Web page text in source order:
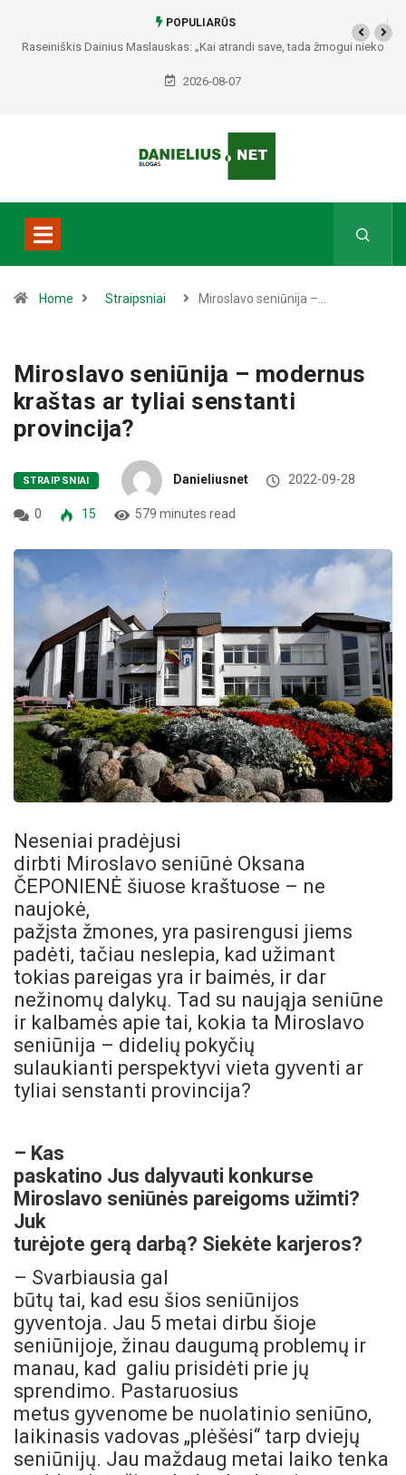
POPULIARŪS
Raseiniškis Dainius Maslauskas: „Kai atrandi save, tada žmogui nieko
2026-08-07
Home Straipsniai Miroslavo seniūnija –…
Miroslavo seniūnija – modernus
kraštas ar tyliai senstanti
provincija?
STRAIPSNIAI Danieliusnet 2022-09-28
0 15 579 minutes read
Neseniai pradėjusi
dirbti Miroslavo seniūnė Oksana
ČEPONIENĖ šiuose kraštuose – ne
naujokė,
pažįsta žmones, yra pasirengusi jiems
padėti, tačiau neslepia, kad užimant
tokias pareigas yra ir baimės, ir dar
nežinomų dalykų. Tad su naująja seniūne
ir kalbamės apie tai, kokia ta Miroslavo
seniūnija – didelių pokyčių
sulaukianti perspektyvi vieta gyventi ar
tyliai senstanti provincija?
– Kas
paskatino Jus dalyvauti konkurse
Miroslavo seniūnės pareigoms užimti?
Juk
turėjote gerą darbą? Siekėte karjeros?
– Svarbiausia gal
būtų tai, kad esu šios seniūnijos
gyventoja. Jau 5 metai dirbu šioje
seniūnijoje, žinau daugumą problemų ir
manau, kad galiu prisidėti prie jų
sprendimo. Pastaruosius
metus gyvenome be nuolatinio seniūno,
laikinasis vadovas „plėšėsi“ tarp dviejų
seniūnijų. Jau maždaug metai laiko tenka